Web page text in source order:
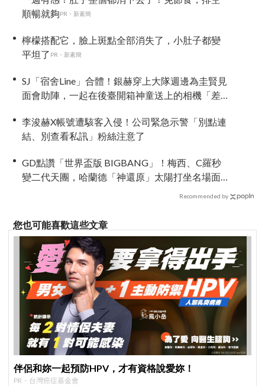
順暢就夠PR・新素簡
檸檬搭配它，臉上斑點全部消失了，小肚子都變
平坦了 PR・新素簡
SJ「宿舍Line」合體！銀赫穿上大隊週邊為圭賢見
面會助陣，一起在後臺開箱神童送上的相機「差
李浚赫X帳號遭駭客入侵！公司緊急示警「別點連
結、別查看私訊」粉絲注意了
GD點讚「世界盃版 BIGBANG」！梅西、C羅秒
變二代天團，哈蘭德「神還原」太陽打坐名場面
Recommended by
您也可能喜歡這些文章
伴侶和妳一起預防HPV，才有資格說愛妳！
PR・台灣癌症基金會